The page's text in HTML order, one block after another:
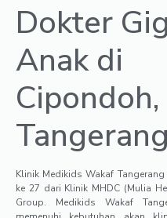
Dokter
Anak di
Cipondoh,
Tangerang
Klinik Medikids Wakaf
ke 27 dari Klinik MHDC (Mulia
Group. Medikids Wakaf